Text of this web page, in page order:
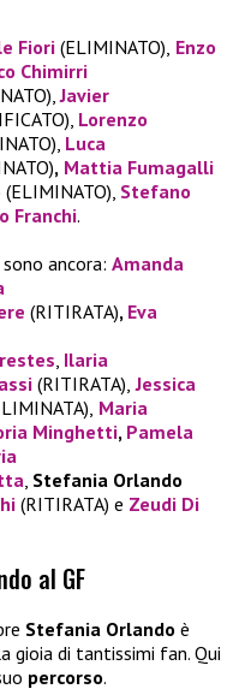
Fiori (ELIMINATO), Enzo
Chimirri
Javier
Lorenzo
Luca
, Mattia Fumagalli
(ELIMINATO), Stefano
Franchi.
ancora: Amanda
(RITIRATA), Eva
Ilaria
(RITIRATA), Jessica
Maria
Minghetti, Pamela
Stefania Orlando
(RITIRATA) e Zeudi Di
al GF
Stefania Orlando è
gioia di tantissimi fan. Qui
percorso.